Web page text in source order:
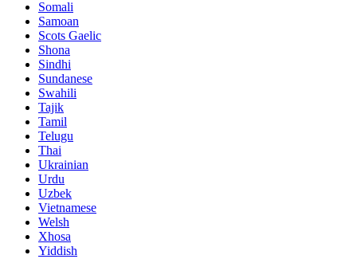
Somali
Samoan
Scots Gaelic
Shona
Sindhi
Sundanese
Swahili
Tajik
Tamil
Telugu
Thai
Ukrainian
Urdu
Uzbek
Vietnamese
Welsh
Xhosa
Yiddish